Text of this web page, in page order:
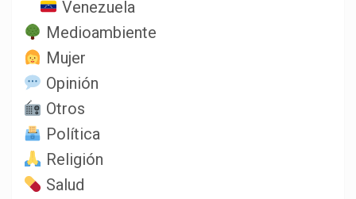
Venezuela
Medioambiente
Mujer
Opinión
Otros
Política
Religión
Salud